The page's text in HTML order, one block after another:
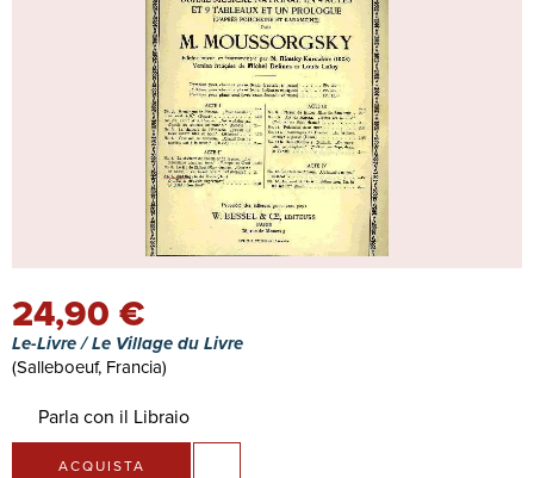
24,90 €
Le-Livre / Le Village du Livre
(Salleboeuf, Francia)
Parla con il Libraio
ACQUISTA